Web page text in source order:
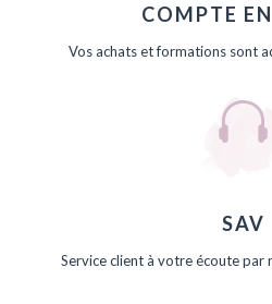
COMPTE
Vos achats et formations sont

SAV
Service client à votre écoute par